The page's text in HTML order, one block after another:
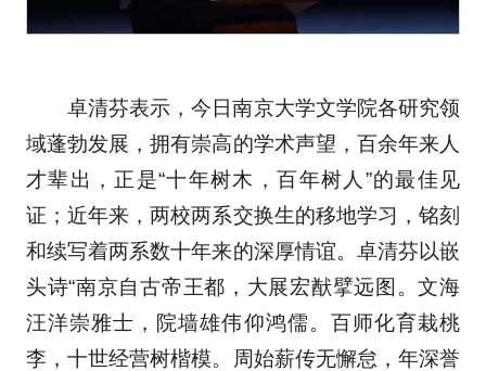
卓清芬表示，今日南京大学文学院各研究领
域蓬勃发展，拥有崇高的学术声望，百余年来人
才辈出，正是“十年树木，百年树人”的最佳见
证；近年来，两校两系交换生的移地学习，铭刻
和续写着两系数十年来的深厚情谊。卓清芬以嵌
头诗“南京自古帝王都，大展宏猷擘远图。文海
汪洋崇雅士，院墙雄伟仰鸿儒。百师化育栽桃
李，十世经营树楷模。周始薪传无懈怠，年深誉